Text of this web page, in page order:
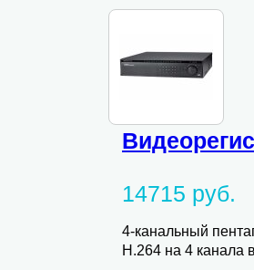
14715 руб.
4-канальный
H.264 на 4 канала